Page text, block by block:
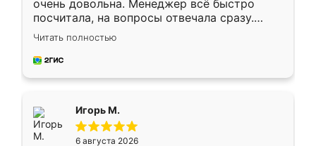
очень довольна. Менеджер всё быстро
посчитала, на вопросы отвечала сразу.
Замерщик приехал в субботу, подошёл к
делу со всей ответственностью. Собрали
за день, ребята работали аккуратно, даже
Читать полностью
Игорь М.
6 августа 2026